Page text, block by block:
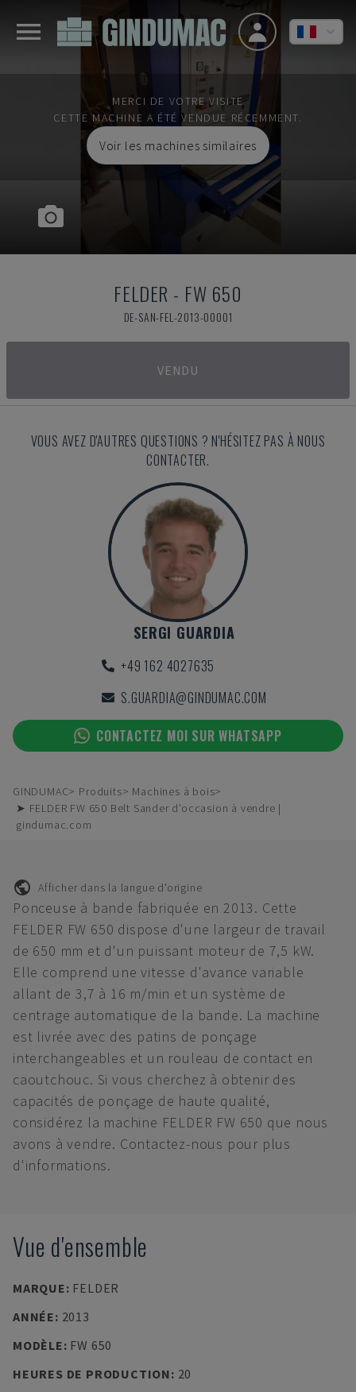
MERCI DE VOTRE VISITE
CETTE MACHINE A ÉTÉ VENDUE RÉCEMMENT.
Voir les machines similaires
FELDER - FW 650
DE-SAN-FEL-2013-00001
VENDU
VOUS AVEZ D'AUTRES QUESTIONS ? N'HÉSITEZ PAS À NOUS
CONTACTER.
SERGI GUARDIA
+49 162 4027635
S.GUARDIA@GINDUMAC.COM
CONTACTEZ MOI SUR WHATSAPP
GINDUMAC Produits
Machines à bois
➤ FELDER FW 650 Belt Sander d'occasion à vendre |
gindumac.com
Afficher dans la langue d'origine
Ponceuse à bande fabriquée en 2013. Cette
FELDER FW 650 dispose d'une largeur de travail
de 650 mm et d'un puissant moteur de 7,5 kW.
Elle comprend une vitesse d'avance variable
allant de 3,7 à 16 m/min et un système de
centrage automatique de la bande. La machine
est livrée avec des patins de ponçage
interchangeables et un rouleau de contact en
caoutchouc. Si vous cherchez à obtenir des
capacités de ponçage de haute qualité,
considérez la machine FELDER FW 650 que nous
avons à vendre. Contactez-nous pour plus
d'informations.
Vue d'ensemble
MARQUE: FELDER
ANNÉE: 2013
MODÈLE: FW 650
HEURES DE PRODUCTION: 20